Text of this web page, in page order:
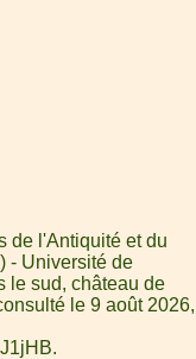
de l'Antiquité et du
- Université de
le sud, château de
le 9 août 2026,
.